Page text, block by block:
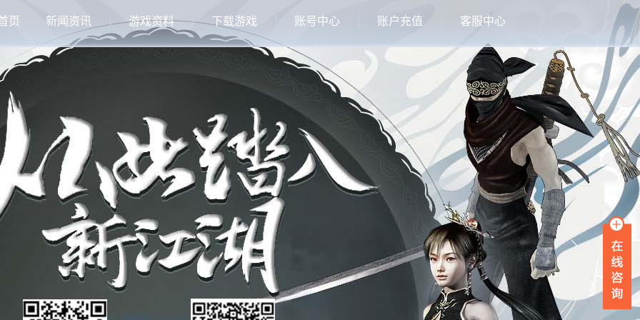
页 新闻资讯 游戏资料 下载游戏 账号中心 账户充值 客服中心